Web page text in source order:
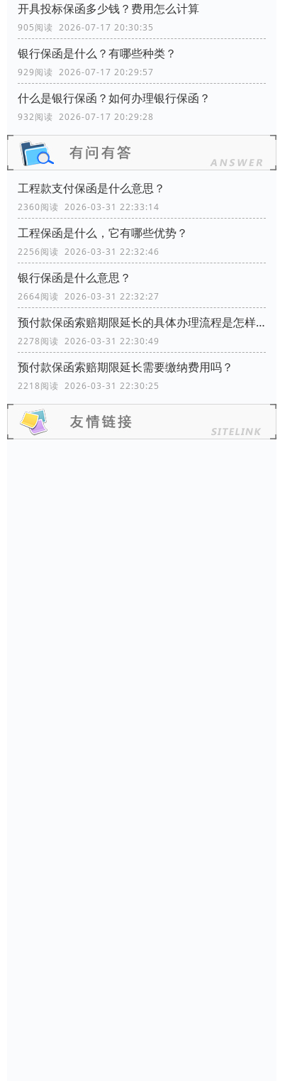
开具投标保函多少钱？费用怎么计算
905阅读 2026-07-17 20:30:35
银行保函是什么？有哪些种类？
929阅读 2026-07-17 20:29:57
什么是银行保函？如何办理银行保函？
932阅读 2026-07-17 20:29:28
工程款支付保函是什么意思？
2360阅读 2026-03-31 22:33:14
工程保函是什么，它有哪些优势？
2256阅读 2026-03-31 22:32:46
银行保函是什么意思？
2664阅读 2026-03-31 22:32:27
预付款保函索赔期限延长的具体办理流程是怎样的？
2278阅读 2026-03-31 22:30:49
预付款保函索赔期限延长需要缴纳费用吗？
2218阅读 2026-03-31 22:30:25